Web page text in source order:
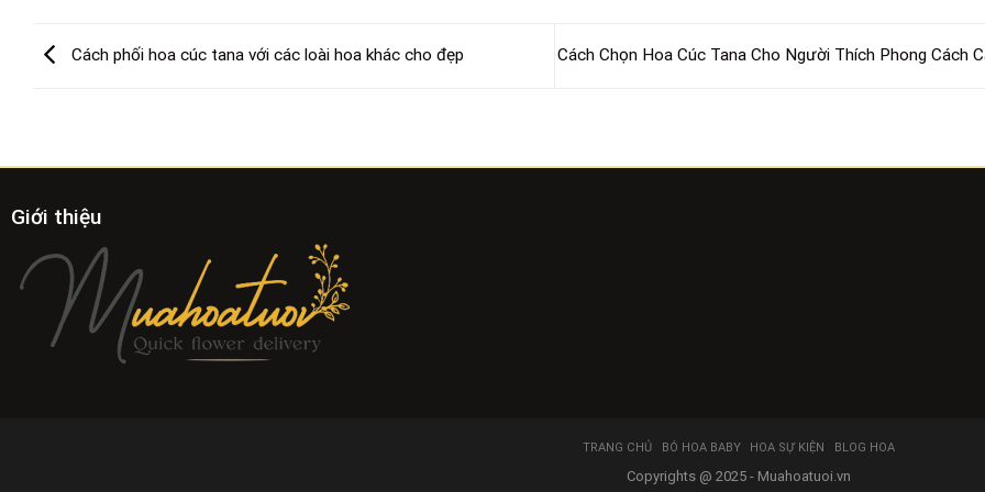
Cách phối hoa cúc tana với các loài hoa khác cho đẹp Cách Chọn Hoa Cúc Tana Cho Người Thích Phong Cách
Giới thiệu
TRANG CHỦ BÓ HOA BABY HOA SỰ KIỆN BLOG HOA
Copyrights @ 2025 - Muahoatuoi.vn